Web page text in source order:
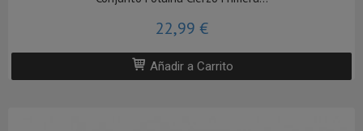
22,99 €
Añadir a Carrito